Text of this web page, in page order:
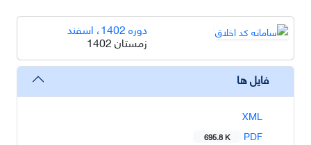
دوره 1402، اسفند
زمستان 1402
فایل ها
XML
PDF
695.8 K